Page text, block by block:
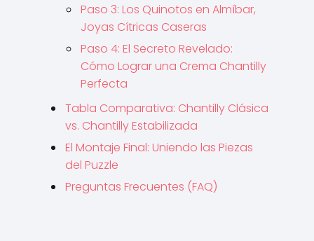
Paso 3: Los Quinotos en Almíbar,
Joyas Cítricas Caseras
Paso 4: El Secreto Revelado:
Cómo Lograr una Crema Chantilly
Perfecta
Tabla Comparativa: Chantilly Clásica
vs. Chantilly Estabilizada
El Montaje Final: Uniendo las Piezas
del Puzzle
Preguntas Frecuentes (FAQ)